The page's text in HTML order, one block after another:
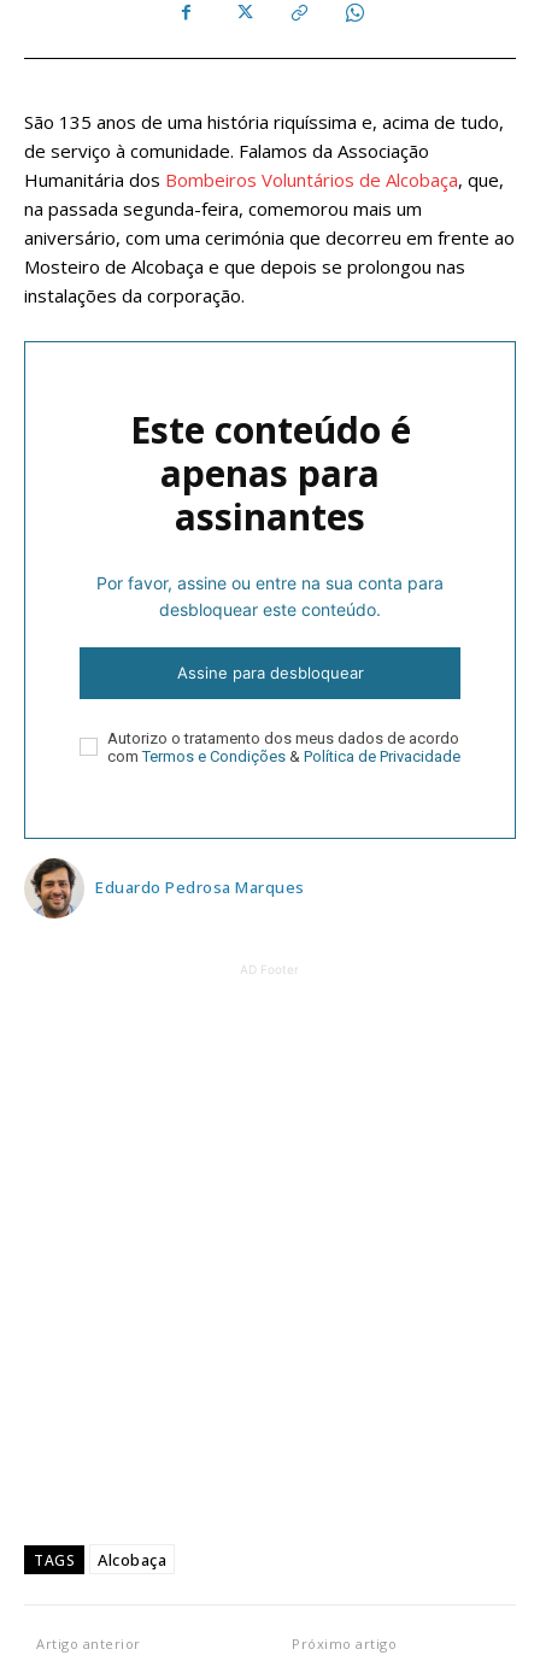
São 135 anos de uma história riquíssima e, acima de tudo,
de serviço à comunidade. Falamos da Associação
Humanitária dos Bombeiros Voluntários de Alcobaça, que,
na passada segunda-feira, comemorou mais um
aniversário, com uma cerimónia que decorreu em frente ao
Mosteiro de Alcobaça e que depois se prolongou nas
instalações da corporação.
Este conteúdo é
apenas para
assinantes
Por favor, assine ou entre na sua conta para
desbloquear este conteúdo.
Assine para desbloquear
Autorizo o tratamento dos meus dados de acordo
comTermos e Condições & Política de Privacidade
Eduardo Pedrosa Marques
AD Footer
TAGS Alcobaça
Artigo anterior Próximo artigo